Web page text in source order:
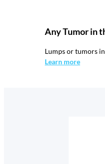
Any Tumor in the
Lumps or tumors
Learn more